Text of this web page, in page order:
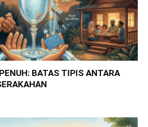
BATAS TIPIS ANTARA